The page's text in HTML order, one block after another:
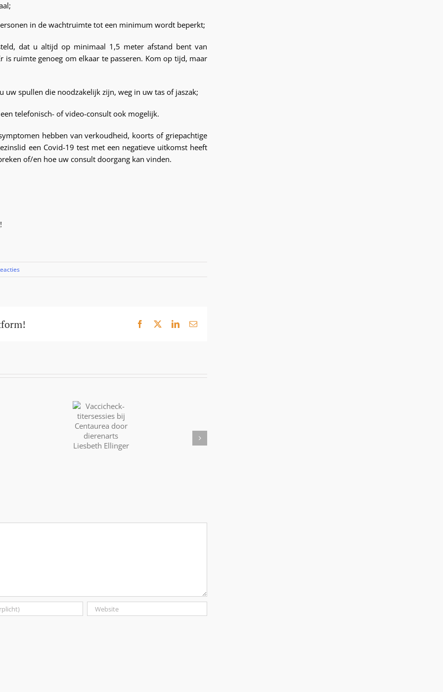
in de wachtruimte tot een minimum wordt beperkt;
dat u altijd op minimaal 1,5 meter afstand bent van
is ruimte genoeg om elkaar te passeren. Kom op tijd, maar
spullen die noodzakelijk zijn, weg in uw tas of jaszak;
telefonisch- of video-consult ook mogelijk.
hebben van verkoudheid, koorts of griepachtige
een Covid-19 test met een negatieve uitkomst heeft
of/en hoe uw consult doorgang kan vinden.
Facebook LinkedIn
E-
Vaccicheck-
Vuurwerkangst